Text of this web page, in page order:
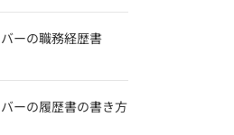
ーの職務経歴書
ーの履歴書の書き方